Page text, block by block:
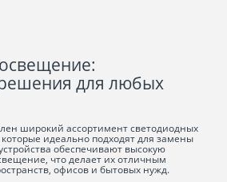
для любых
широкий ассортимент светодиодных
идеально подходят для замены
обеспечивают высокую
что делает их отличным
офисов и бытовых нужд.